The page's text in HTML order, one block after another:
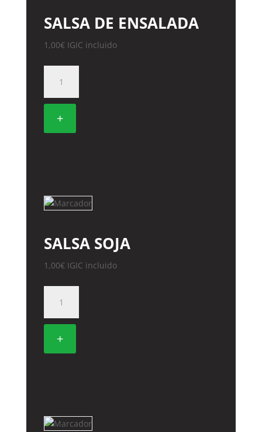
SALSA DE ENSALADA
1,00€ IGIC incluido
ENSALADA
+
SALSA SOJA
1,00€ IGIC incluido
SOJA
cantidad
+